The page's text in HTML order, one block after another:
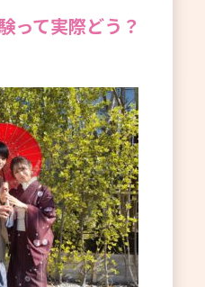
って実際どう？